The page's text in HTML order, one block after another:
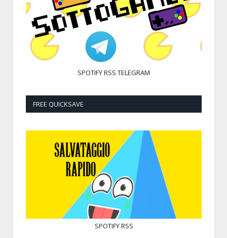
SPOTIFYRSS TELEGRAM
FREE QUICKSAVE
SPOTIFYRSS